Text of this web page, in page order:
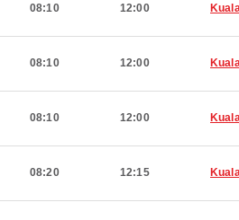
08:10 12:00
08:10 12:00
08:10 12:00
08:20 12:15